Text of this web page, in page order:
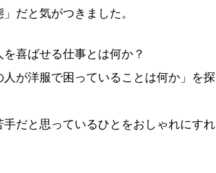
だと気がつきました。
喜ばせる仕事とは何か？
が洋服で困っていることは何か」を
だと思っているひとをおしゃれにす